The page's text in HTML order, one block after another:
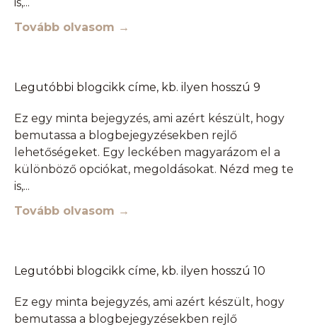
Tovább olvasom →
Legutóbbi blogcikk címe, kb. ilyen hosszú 9
Ez egy minta bejegyzés, ami azért készült, hogy
bemutassa a blogbejegyzésekben rejlő
lehetőségeket. Egy leckében magyarázom el a
különböző opciókat, megoldásokat. Nézd meg te
is,
Tovább olvasom →
Legutóbbi blogcikk címe, kb. ilyen hosszú 10
Ez egy minta bejegyzés, ami azért készült, hogy
bemutassa a blogbejegyzésekben rejlő